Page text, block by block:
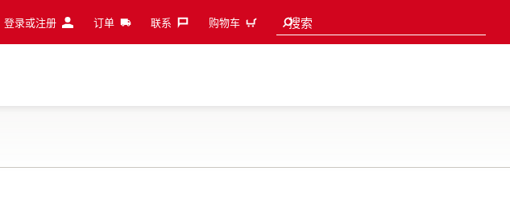
登录或注册 订单 联系‎ 购物车 搜索
Search suggestions